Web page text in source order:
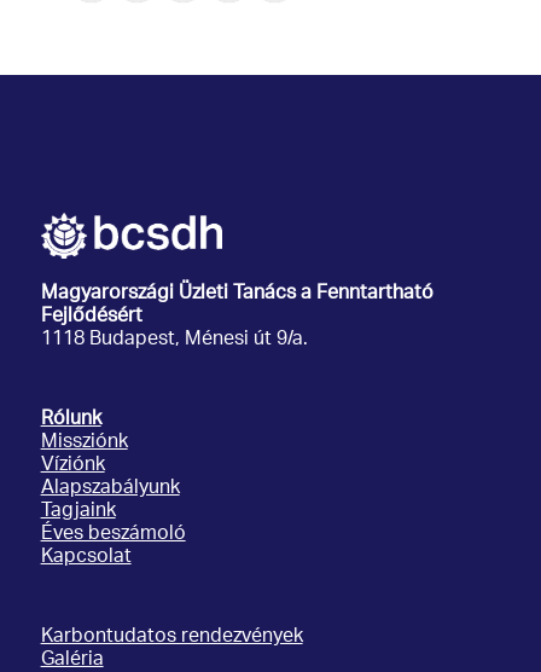
Magyarországi Üzleti Tanácsa Fenntartható
Fejlődésért
1118 Budapest, Ménesi út 9/a.
Rólunk
Missziónk
Víziónk
Alapszabályunk
Tagjaink
Éves beszámoló
Kapcsolat
Karbontudatos rendezvények
Galéria